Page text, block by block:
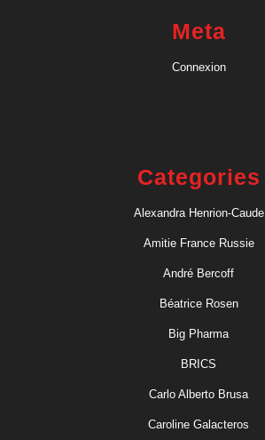
Meta
Connexion
Categories
Alexandra Henrion-Caude
Amitie France Russie
André Bercoff
Béatrice Rosen
Big Pharma
BRICS
Carlo Alberto Brusa
Caroline Galacteros